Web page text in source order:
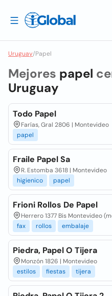
Uruguay/Papel
Mejores papel
Uruguay
Todo Papel
Farías, Gral 2806 | Montevideo
papel
Fraile Papel Sa
R. Estomba 3618 | Montevideo
higienico
papel
Frioni Rollos De Papel
Herrero 1377 Bis Montevideo
fax
rollos embalaje
Piedra, Papel O Tijera
Monzón 1826 | Montevideo
estilos
fiestas tijera